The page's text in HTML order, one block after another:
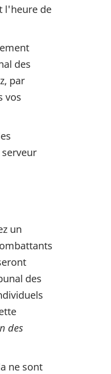
l'heure de
des
par
vos
un
des
des
ne sont